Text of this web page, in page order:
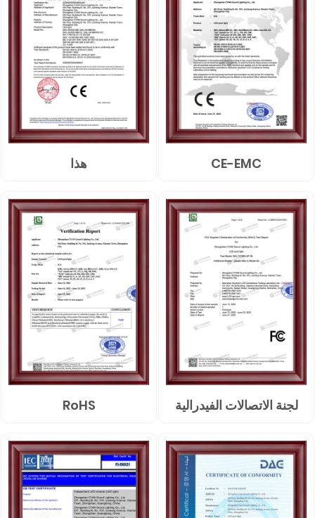
هذا CE-EMC
RoHS لجنة الاتصالات الفيدرالية